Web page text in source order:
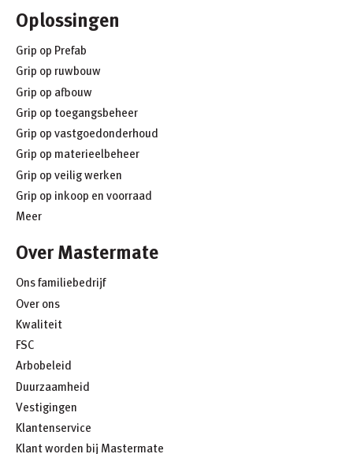
Oplossingen
Grip op Prefab
Grip op ruwbouw
Grip op afbouw
Grip op toegangsbeheer
Grip op vastgoedonderhoud
Grip op materieelbeheer
Grip op veilig werken
Grip op inkoop en voorraad
Meer
Over Mastermate
Ons familiebedrijf
Over ons
Kwaliteit
FSC
Arbobeleid
Duurzaamheid
Vestigingen
Klantenservice
Klant worden bij Mastermate